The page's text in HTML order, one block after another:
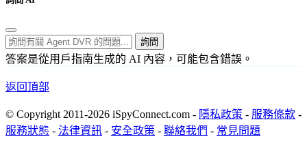
詢問
答案是從用戶指南生成的 AI 內容，可能包含錯誤。
返回頂部
© Copyright 2011-2026 iSpyConnect.com - 隱私政策 - 服務條款 -
服務狀態 - 法律資訊 - 安全政策 - 聯絡我們 - 常見問題